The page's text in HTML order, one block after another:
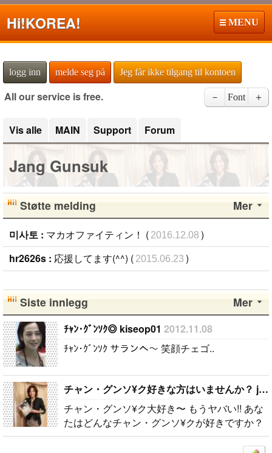
Hi!KOREA! MENU
logg inn melde seg på Jeg får ikke tilgang til kontoen
All our service is free. － Font ＋
Vis alle MAIN Support Forum
Jang Gunsuk
Mer
Støtte melding
미사토 : マカオファイティン！ ( 2016.12.08 )
hr2626s : 応援してます(^^) ( 2015.06.23 )
Mer
Siste innlegg
ﾁｬﾝ･ｸﾞﾝｿｸ◎ kiseop01 2012.11.08
ﾁｬﾝ･ｸﾞﾝｿｸ サランへ〜 笑顔チェゴ..
チャン・グンソ¥ク好きな方はいませんか？ jyk14
チャン・グンソ¥ク大好き〜 もうヤバい!! あな
たはどんなチャン・グンソ¥クが好きですか？
私は髪の毛をむすんだりしているチャン・グン